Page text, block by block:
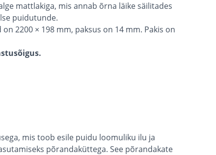
mattlakiga, mis annab õrna läike säilitades
puidutunde.
2200 × 198 mm, paksus on 14 mm. Pakis on
mis toob esile puidu loomuliku ilu ja
põrandaküttega. See põrandakate